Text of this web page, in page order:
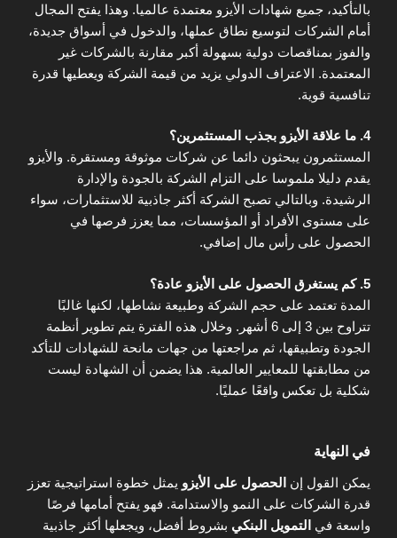
بالتأكيد، جميع شهادات الأيزو معتمدة عالميا. وهذا يفتح المجال
أمام الشركات لتوسيع نطاق عملها، والدخول في أسواق جديدة،
والفوز بمناقصات دولية بسهولة أكبر مقارنة بالشركات غير
المعتمدة. الاعتراف الدولي يزيد من قيمة الشركة ويعطيها قدرة
تنافسية قوية.
4. ما علاقة الأيزو بجذب المستثمرين؟
المستثمرون يبحثون دائما عن شركات موثوقة ومستقرة. والأيزو
يقدم دليلا ملموسا على التزام الشركة بالجودة والإدارة
الرشيدة. وبالتالي تصبح الشركة أكثر جاذبية للاستثمارات، سواء
على مستوى الأفراد أو المؤسسات، مما يعزز فرصها في
الحصول على رأس مال إضافي.
5. كم يستغرق الحصول على الأيزو عادة؟
المدة تعتمد على حجم الشركة وطبيعة نشاطها، لكنها غالبًا
تتراوح بين 3 إلى 6 أشهر. وخلال هذه الفترة يتم تطوير أنظمة
الجودة وتطبيقها، ثم مراجعتها من جهات مانحة للشهادات للتأكد
من مطابقتها للمعايير العالمية. هذا يضمن أن الشهادة ليست
شكلية بل تعكس واقعًا عمليًا.
في النهاية
يمكن القول إن الحصول على الأيزو يمثل خطوة استراتيجية تعزز
قدرة الشركات على النمو والاستدامة. فهو يفتح أمامها فرصًا
واسعة في التمويل البنكي بشروط أفضل، ويجعلها أكثر جاذبية